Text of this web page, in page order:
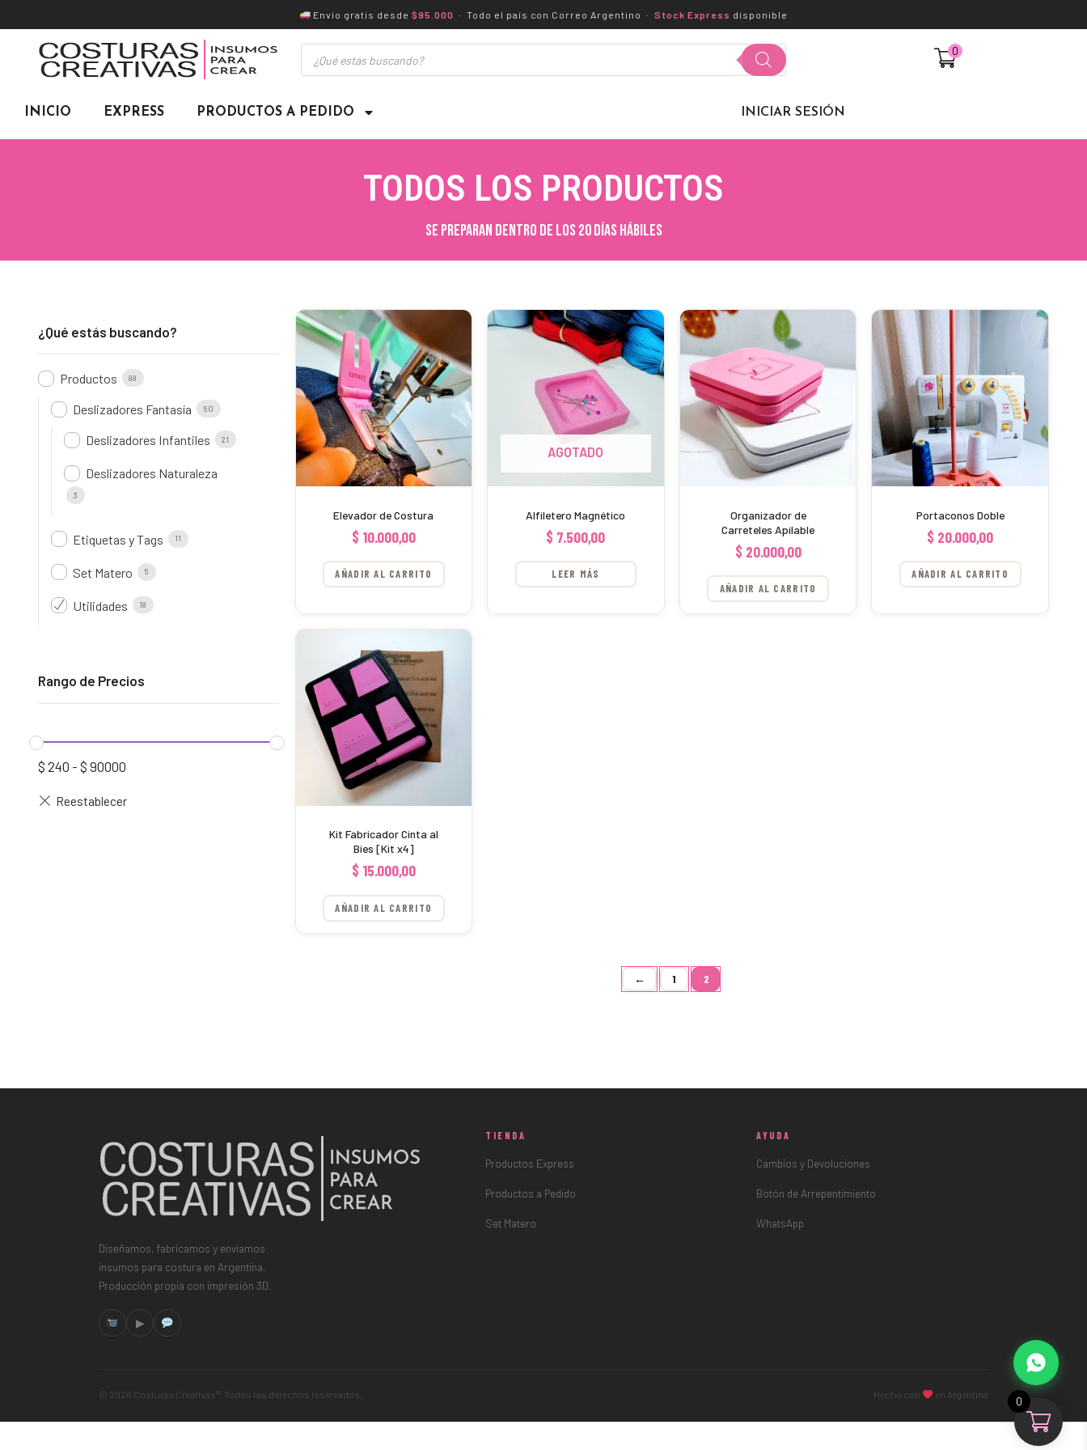
Envío gratis desde$95.000 · Todo el país con Correo Argentino · Stock Express disponible
al
contenido
Búsqueda
de
0
INICIO EXPRESS PRODUCTOS A PEDIDO INICIAR SESIÓN
TODOS LOS PRODUCTOS
Se preparan dentro de los 20 días HÁBILES
¿Qué estás buscando?
Productos 88
Deslizadores Fantasía 50
Deslizadores Infantiles 21
Deslizadores Naturaleza
3
Etiquetas y Tags 11
Set Matero 5
Utilidades 18
Rango de Precios
$ 240 - $ 90000
Elevador de Costura
$ 10.000,00
AÑADIR AL CARRITO
AGOTADO
Alfiletero Magnético
$ 7.500,00
LEER MÁS
Organizador de
Carreteles Apilable
$ 20.000,00
AÑADIR AL CARRITO
Portaconos Doble
$ 20.000,00
AÑADIR AL CARRITO
Kit Fabricador Cinta al
Bies [Kit x4]
$ 15.000,00
AÑADIR AL CARRITO
← 1 2
Diseñamos, fabricamos y enviamos
insumos para costura en Argentina.
Producción propia con impresión 3D.
▶
TIENDA
Productos Express
Productos a Pedido
Set Matero
AYUDA
Cambios y Devoluciones
Botón de Arrepentimiento
WhatsApp
© 2026 Costuras Creativas®. Todos los derechos reservados. Hecho con en Argentina
0